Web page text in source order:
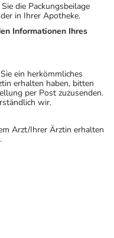
die Packungsbeilage
in Ihrer Apotheke.
Informationen Ihres
ein herkömmliches
erhalten haben, bitten
per Post zuzusenden.
wir.
Arzt/Ihrer Ärztin erhalten